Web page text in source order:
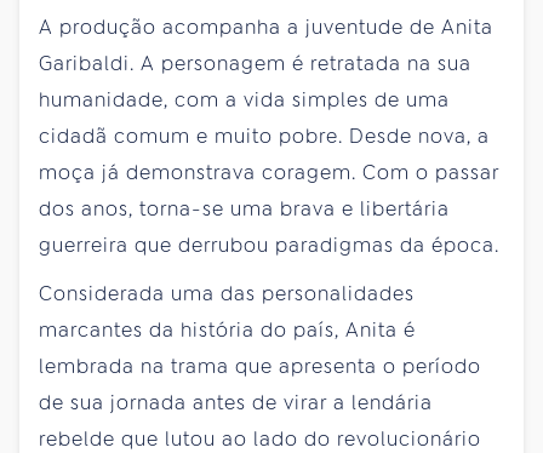
A produção acompanha a juventude de Anita
Garibaldi. A personagem é retratada na sua
humanidade, com a vida simples de uma
cidadã comum e muito pobre. Desde nova, a
moça já demonstrava coragem. Com o passar
dos anos, torna-se uma brava e libertária
guerreira que derrubou paradigmas da época.
Considerada uma das personalidades
marcantes da história do país, Anita é
lembrada na trama que apresenta o período
de sua jornada antes de virar a lendária
rebelde que lutou ao lado do revolucionário